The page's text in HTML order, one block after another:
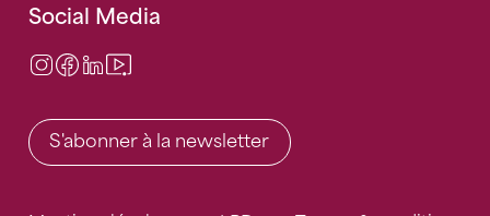
Social Media
Instagram
Facebook
LinkedIn
S'abonner à la newsletter